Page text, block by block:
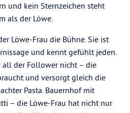
und kein Sternzeichen steht
als der Löwe.
Löwe-Frau die Bühne. Sie ist
und kennt gefühlt jeden.
all der Follower nicht – die
und versorgt gleich die
Pasta. Bauernhof mit
– die Löwe-Frau hat nicht nur